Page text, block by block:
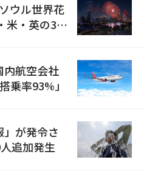
ウル世界花
米・英の3カ
内航空会社
乗率93%」
が発令さ
追加発生